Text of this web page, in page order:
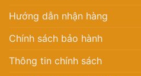
Hướng dẫn nhận hàng
Chính sách bảo hành
Thông tin chính sách